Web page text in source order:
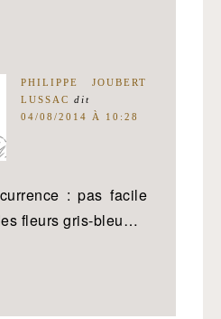
PHILIPPE JOUBERT
LUSSAC dit
04/08/2014 À 10:28
: pas facile
fleurs gris-bleu…